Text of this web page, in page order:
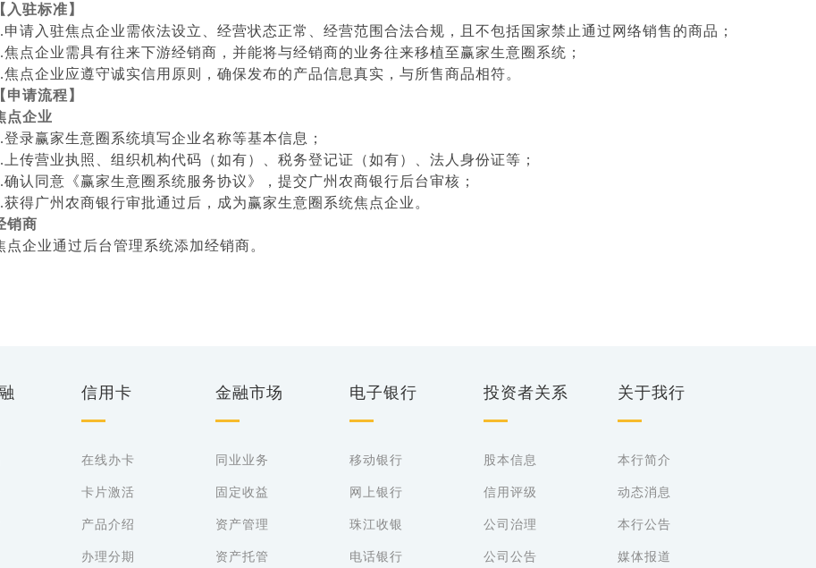
【入驻标准】
申请入驻焦点企业需依法设立、经营状态正常、经营范围合法合规，且不包括国家禁止通过网络销售的商品；
焦点企业需具有往来下游经销商，并能将与经销商的业务往来移植至赢家生意圈系统；
焦点企业应遵守诚实信用原则，确保发布的产品信息真实，与所售商品相符。
【申请流程】
点企业
登录赢家生意圈系统填写企业名称等基本信息；
上传营业执照、组织机构代码（如有）、税务登记证（如有）、法人身份证等；
确认同意《赢家生意圈系统服务协议》，提交广州农商银行后台审核；
获得广州农商银行审批通过后，成为赢家生意圈系统焦点企业。
销商
点企业通过后台管理系统添加经销商。
信用卡
在线办卡
卡片激活
产品介绍
办理分期
金融市场
同业业务
固定收益
资产管理
资产托管
电子银行
移动银行
网上银行
珠江收银
电话银行
投资者关系
股本信息
信用评级
公司治理
公司公告
关于我行
本行简介
动态消息
本行公告
媒体报道